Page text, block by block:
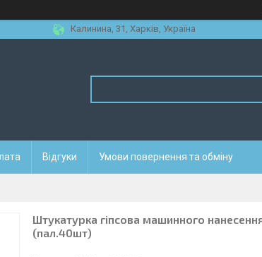
Калинина, 31, Харків, Україна
Відгуки Умови повернення та обміну
Штукатурка гіпсова машинного нанесення
(пал.40шт)